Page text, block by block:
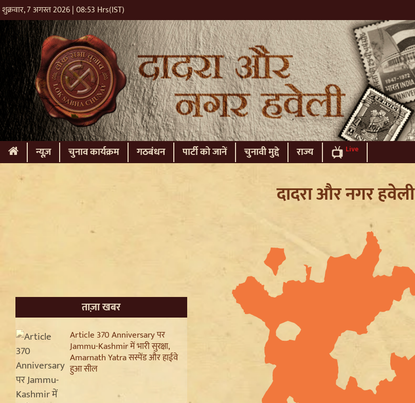
शुक्रवार, 7 अगस्त 2026 | 08:53 Hrs(IST)
(current)
न्यूज़ चुनाव कार्यक्रम गठबंधन पार्टी को जानें चुनावी मुद्दे राज्य Live
ताज़ा खबर
Article 370 Anniversary पर
Jammu-Kashmir में भारी सुरक्षा,
Amarnath Yatra सस्पेंड और हाईवे
हुआ सील
दादरा और नगर हवेली